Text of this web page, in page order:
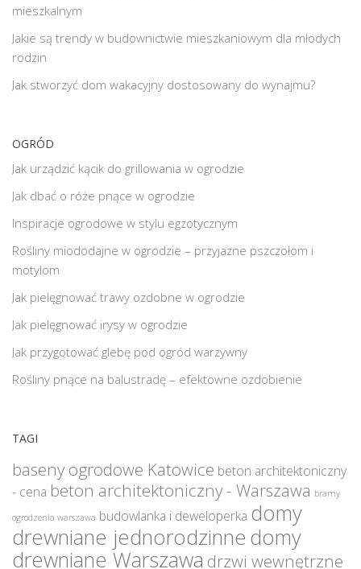
mieszkalnym
Jakie są trendy w budownictwie mieszkaniowym dla młodych
rodzin
Jak stworzyć dom wakacyjny dostosowany do wynajmu?
OGRÓD
Jak urządzić kącik do grillowania w ogrodzie
Jak dbać o róże pnące w ogrodzie
Inspiracje ogrodowe w stylu egzotycznym
Rośliny miododajne w ogrodzie – przyjazne pszczołom i
motylom
Jak pielęgnować trawy ozdobne w ogrodzie
Jak pielęgnować irysy w ogrodzie
Jak przygotować glebę pod ogród warzywny
Rośliny pnące na balustradę – efektowne ozdobienie
TAGI
baseny ogrodowe Katowice beton architektoniczny
- cena beton architektoniczny - Warszawa bramy
ogrodzenia warszawa budowlanka i deweloperka domy
drewniane jednorodzinne domy
drewniane Warszawa drzwi wewnętrzne